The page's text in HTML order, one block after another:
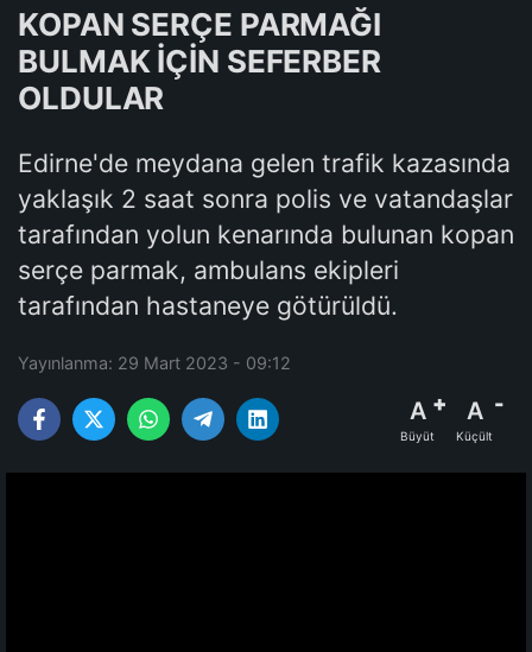
KOPAN SERÇE PARMAĞI
BULMAK İÇİN SEFERBER
OLDULAR
Edirne'de meydana gelen trafik kazasında
yaklaşık 2 saat sonra polis ve vatandaşlar
tarafından yolun kenarında bulunan kopan
serçe parmak, ambulans ekipleri
tarafından hastaneye götürüldü.
Yayınlanma: 29 Mart 2023 - 09:12
A
Büyüt
A
Küçült